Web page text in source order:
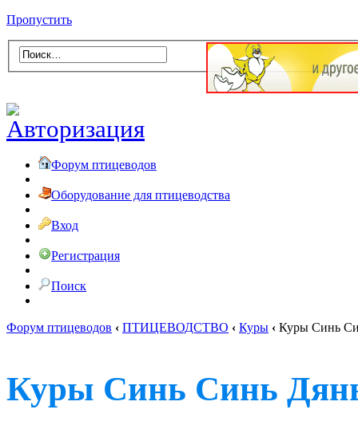
Пропустить
Форум птицеводов
Оборудование для птицеводства
Вход
Регистрация
Поиск
Форум птицеводов ‹ ПТИЦЕВОДСТВО ‹ Куры ‹ Куры Синь
Куры Синь Синь